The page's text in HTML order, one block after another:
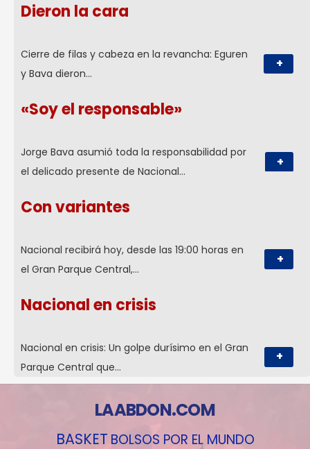
Dieron la cara
Cierre de filas y cabeza en la revancha: Eguren
y Bava dieron…
+
«Soy el responsable»
Jorge Bava asumió toda la responsabilidad por
el delicado presente de Nacional…
+
Con variantes
Nacional recibirá hoy, desde las 19:00 horas en
el Gran Parque Central,…
+
Nacional en crisis
Nacional en crisis: Un golpe durísimo en el Gran
Parque Central que…
+
LAABDON.COM
BASKET BOLSOS POR EL MUNDO